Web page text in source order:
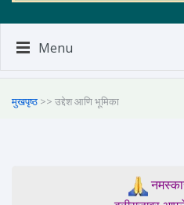
Menu
मुखपृष्ठ >> उद्देश आणि भूमिका